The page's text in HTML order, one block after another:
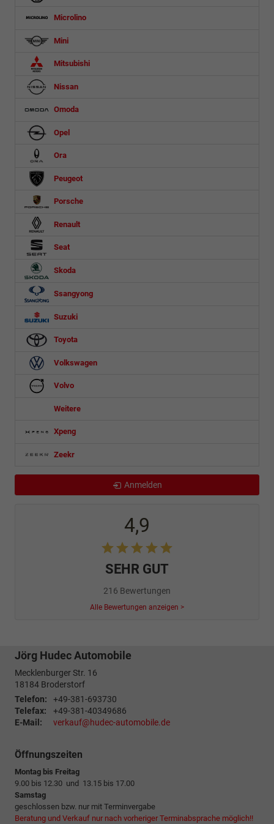
Microlino
Mini
Mitsubishi
Nissan
Omoda
Opel
Ora
Peugeot
Porsche
Renault
Seat
Skoda
Ssangyong
Suzuki
Toyota
Volkswagen
Volvo
Weitere
Xpeng
Zeekr
Anmelden
4,9
SEHR GUT
216 Bewertungen
Alle Bewertungen anzeigen >
Jörg Hudec Automobile
Mecklenburger Str. 16
18184 Broderstorf
Telefon:
+49-381-693730
Telefax:
+49-381-40349686
E-Mail:
verkauf@hudec-automobile.de
Öffnungszeiten
Montag bis Freitag
9.00 bis 12.30 und 13.15 bis 17.00
Samstag
geschlossen bzw. nur mit Terminvergabe
Beratung und Verkauf nur nach vorheriger Terminabsprache möglich!!